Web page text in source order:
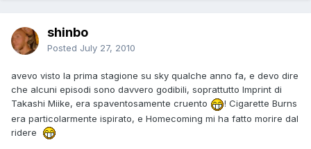
shinbo
Posted July 27, 2010
avevo visto la prima stagione su sky qualche anno fa, e devo dire
che alcuni episodi sono davvero godibili, soprattutto Imprint di
Takashi Miike, era spaventosamente cruento
! Cigarette Burns
era particolarmente ispirato, e Homecoming mi ha fatto morire dal
ridere